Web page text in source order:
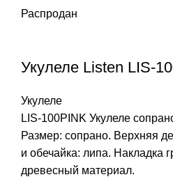
Распродан
Укулеле Listen LIS-
Укулеле
LIS-100PINK Укулеле
Размер: сопрано. Верхняя
и обечайка: липа. Накладка
древесный материал.